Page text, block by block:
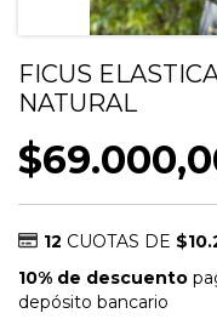
FICUS
NATURAL
12 CUOTAS DE
10% de descuento
depósito bancario